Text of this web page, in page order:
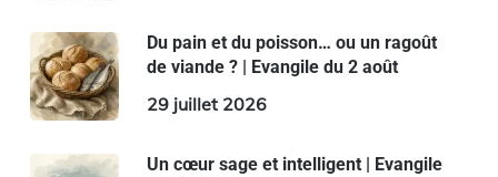
Du pain et du poisson… ou un ragoût
de viande ? | Evangile du 2 août
29 juillet 2026
Un cœur sage et intelligent | Evangile